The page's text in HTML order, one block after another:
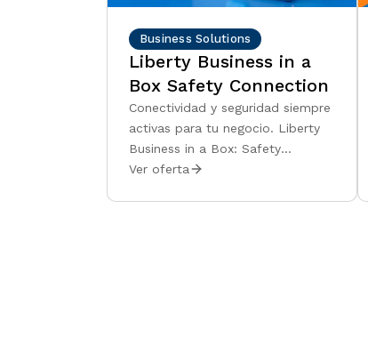
Business Solutions
Liberty Business in a
Box Safety Connection
Conectividad y seguridad siempre
activas para tu negocio. Liberty
Business in a Box: Safety
Connection es una solución de
Ver oferta